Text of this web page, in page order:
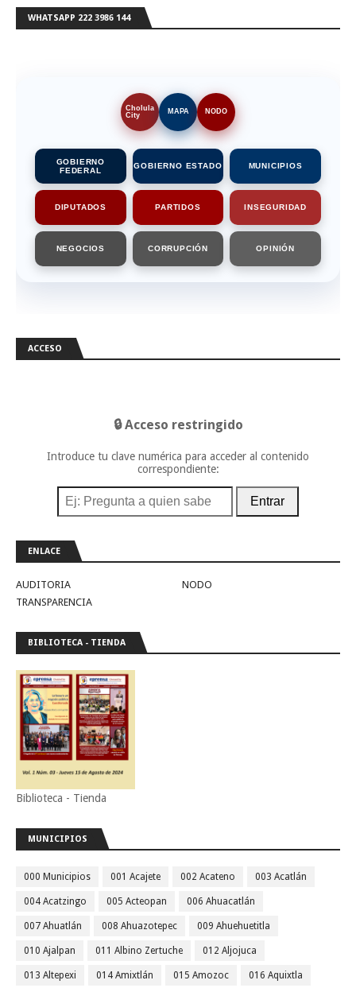
WHATSAPP 222 3986 144
Cholula
City
MAPA NODO
GOBIERNO
FEDERAL
GOBIERNO ESTADO MUNICIPIOS
DIPUTADOS PARTIDOS INSEGURIDAD
NEGOCIOS CORRUPCIÓN OPINIÓN
ACCESO
🔒 Acceso restringido
Introduce tu clave numérica para acceder al contenido
correspondiente:
Entrar
ENLACE
AUDITORIA
NODO
TRANSPARENCIA
BIBLIOTECA - TIENDA
Biblioteca - Tienda
MUNICIPIOS
000 Municipios 001 Acajete 002 Acateno 003 Acatlán
004 Acatzingo 005 Acteopan 006 Ahuacatlán
007 Ahuatlán 008 Ahuazotepec 009 Ahuehuetitla
010 Ajalpan 011 Albino Zertuche 012 Aljojuca
013 Altepexi 014 Amixtlán 015 Amozoc 016 Aquixtla